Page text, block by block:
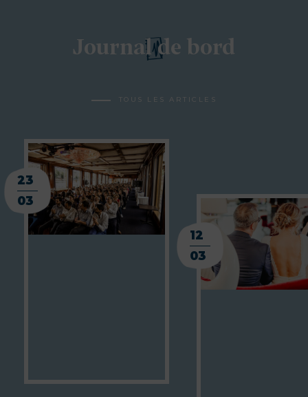
Journal de bord
TOUS LES ARTICLES
23
03
12
03